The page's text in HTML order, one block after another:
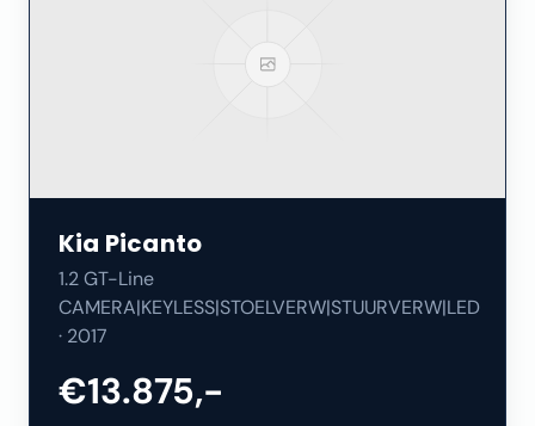
Kia Picanto
1.2 GT-Line
CAMERA|KEYLESS|STOELVERW|STUURVERW|LED
· 2017
€13.875,-